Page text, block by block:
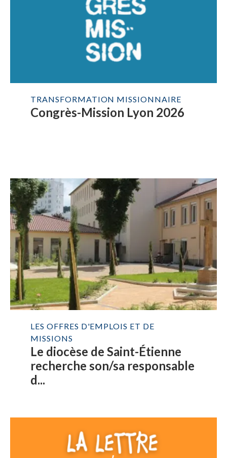
TRANSFORMATION MISSIONNAIRE
Congrès-Mission Lyon 2026
LES OFFRES D'EMPLOIS ET DE
MISSIONS
Le diocèse de Saint-Étienne
recherche son/sa responsable
d...